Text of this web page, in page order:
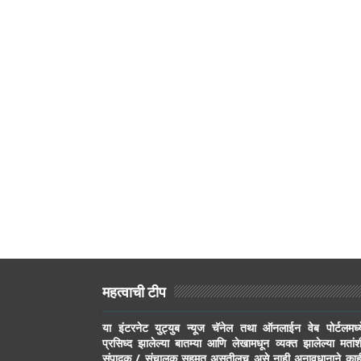
महत्वाची टीप
या इंटरनेट युट्युब न्यूज चॅनेल तथा ऑनलाईन वेब
प्रसिध्द झालेल्या बातम्या आणि लेखामधून व्यक्त झालेल्या